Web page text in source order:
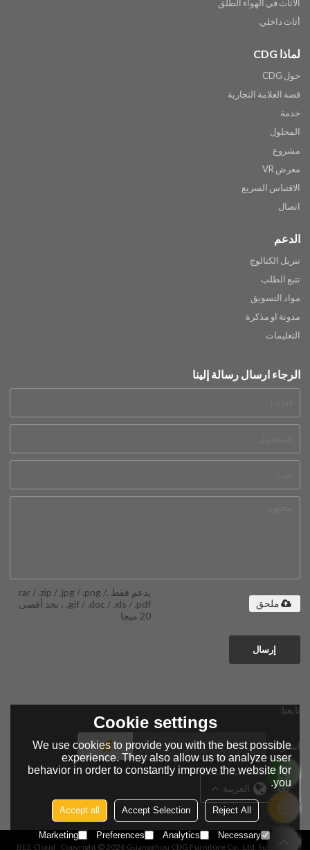
الأثاث في الهواء الطلق
أثاث داخلي
لماذا CDG
حول CDG
قصة العلامة التجارية
خدمة
المحلول
مشروع
معرض VR
الاقتباس السريع
اتصال
الدعم
تنزيل الكتالوج
تتبع الطلب
مواد التسويق
مدونة او مذكرة
التعليمات
الرجاء ارسال رسالة إلينا
يدعم فقط .rar / .zip / .jpg / .png /
.gif / .doc / .xls / .pdf ، بحد أقصى
20 ميجا
ملحق
إرسال
تابعنا:
اشتراك
لغة: العربية
Copyright © 2026 Guangzhou CDG Furniture Co., Ltd. Support By
BEE Cloud
Cookie settings
We use cookies to provide you with the best possible
experience. They also allow us to analyze user
behavior in order to constantly improve the website for
you.
Reject All
Accept Selection
Accept all
Necessary
Analytics
Preferences
Marketing